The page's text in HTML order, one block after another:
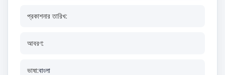
প্রকাশনার তারিখ:
আবরণ:
ভাষা:বাংলা